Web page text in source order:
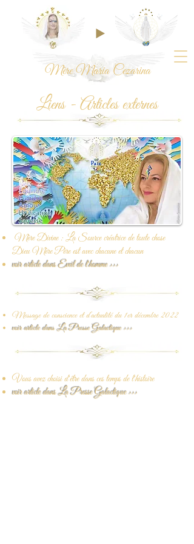
Mère Maria Cezarina
Liens - Articles externes
Mère Divine : La Source créatrice de toute chose
Dieu Mère Père est avec chacune et chacun
voir article dans Eveil de l'homme >>>
Message de conscience et d’actualité du 1er décembre 2022
voir article dans La Presse Galactique >>>
Vous avez choisi d'être dans ces temps de l'histoire
voir article dans La Presse Galactique >>>